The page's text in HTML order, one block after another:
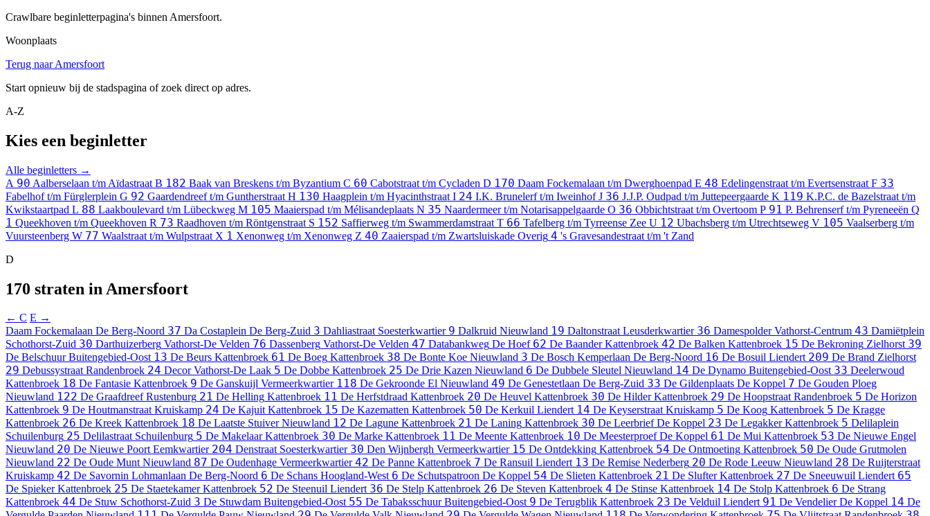
Crawlbare beginletterpagina's binnen Amersfoort.
Woonplaats
Terug naar Amersfoort
Start opnieuw bij de stadspagina of zoek direct op adres.
A-Z
Kies een beginletter
Alle beginletters →
A 90 Aalberselaan t/m Aïdastraat B 182 Baak van Breskens t/m Byzantium C 60 Cabotstraat t/m Cycladen D 170 Daam Fockemalaan t/m Dwerghoenpad E 48 Edelingenstraat t/m Evertsenstraat F 33
Fabelhof t/m Fürglerplein G 92 Gaardendreef t/m Guntherstraat H 130 Haagplein t/m Hyacinthstraat I 24 I.K. Brunelerf t/m IweinhofJ 36 J.J.P. Oudpad t/m Juttepeergaarde K 119 K.P.C. de Bazelstraat t/m
Kwikstaartpad L 88 Laakboulevard t/m Lübeckweg M 105 Maaierspad t/m Mélisandeplaats N 35 Naardermeer t/m Notarisappelgaarde O 36 Obbichtstraat t/m Overtoom P 91 P. Behrenserf t/m Pyreneeën Q
1 Queekhoven t/m Queekhoven R 73 Raadhoven t/m Röntgenstraat S 152 Saffierweg t/m Swammerdamstraat T 66 Tafelberg t/m Tyrreense Zee U 12 Ubachsberg t/m Utrechtseweg V 105 Vaalserberg t/m
Vuursteenberg W 77 Waalstraat t/m Wulpstraat X 1 Xenonweg t/m Xenonweg Z 40 Zaaierspad t/m Zwartsluiskade Overig 4 's Gravesandestraat t/m 't Zand
D
170 straten in Amersfoort
← C E →
Daam Fockemalaan De Berg-Noord 37 Da Costaplein De Berg-Zuid 3 Dahliastraat Soesterkwartier 9 Dalkruid Nieuwland 19 Daltonstraat Leusderkwartier 36 Damespolder Vathorst-Centrum 43 Damiëtplein
Schothorst-Zuid 30 Darthuizerberg Vathorst-De Velden 76 Dassenberg Vathorst-De Velden 47 Databankweg De Hoef 62 De Baander Kattenbroek 42 De Balken Kattenbroek 15 De Bekroning Zielhorst 39
De Belschuur Buitengebied-Oost 13 De Beurs Kattenbroek 61 De Boeg Kattenbroek 38 De Bonte Koe Nieuwland 3 De Bosch Kemperlaan De Berg-Noord 16 De Bosuil Liendert 209 De Brand Zielhorst
29 Debussystraat Randenbroek 24 Decor Vathorst-De Laak 5 De Dobbe Kattenbroek 25 De Drie Kazen Nieuwland 6 De Dubbele Sleutel Nieuwland 14 De Dynamo Buitengebied-Oost 33 Deelerwoud
Kattenbroek 18 De Fantasie Kattenbroek 9 De Ganskuijl Vermeerkwartier 118 De Gekroonde El Nieuwland 49 De Genestetlaan De Berg-Zuid 33 De Gildenplaats De Koppel 7 De Gouden Ploeg
Nieuwland 122 De Graafdreef Rustenburg 21 De Helling Kattenbroek 11 De Herfstdraad Kattenbroek 20 De Heuvel Kattenbroek 30 De Hilder Kattenbroek 29 De Hoopstraat Randenbroek 5 De Horizon
Kattenbroek 9 De Houtmanstraat Kruiskamp 24 De Kajuit Kattenbroek 15 De Kazematten Kattenbroek 50 De Kerkuil Liendert 14 De Keyserstraat Kruiskamp 5 De Koog Kattenbroek 5 De Kragge
Kattenbroek 26 De Kreek Kattenbroek 18 De Laatste Stuiver Nieuwland 12 De Lagune Kattenbroek 21 De Laning Kattenbroek 30 De Leerbrief De Koppel 23 De Legakker Kattenbroek 5 Delilaplein
Schuilenburg 25 Delilastraat Schuilenburg 5 De Makelaar Kattenbroek 30 De Marke Kattenbroek 11 De Meente Kattenbroek 10 De Meesterproef De Koppel 61 De Mui Kattenbroek 53 De Nieuwe Engel
Nieuwland 20 De Nieuwe Poort Eemkwartier 204 Denstraat Soesterkwartier 30 Den Wijnbergh Vermeerkwartier 15 De Ontdekking Kattenbroek 54 De Ontmoeting Kattenbroek 50 De Oude Grutmolen
Nieuwland 22 De Oude Munt Nieuwland 87 De Oudenhage Vermeerkwartier 42 De Panne Kattenbroek 7 De Ransuil Liendert 13 De Remise Nederberg 20 De Rode Leeuw Nieuwland 28 De Ruijterstraat
Kruiskamp 42 De Savornin Lohmanlaan De Berg-Noord 6 De Schans Hoogland-West 6 De Schutspatroon De Koppel 54 De Slieten Kattenbroek 21 De Slufter Kattenbroek 27 De Sneeuwuil Liendert 65
De Spieker Kattenbroek 25 De Staetekamer Kattenbroek 52 De Steenuil Liendert 36 De Stelp Kattenbroek 26 De Steven Kattenbroek 4 De Stinse Kattenbroek 14 De Stolp Kattenbroek 6 De Strang
Kattenbroek 44 De Stuw Schothorst-Zuid 3 De Stuwdam Buitengebied-Oost 55 De Tabaksschuur Buitengebied-Oost 9 De Terugblik Kattenbroek 23 De Velduil Liendert 91 De Vendelier De Koppel 14 De